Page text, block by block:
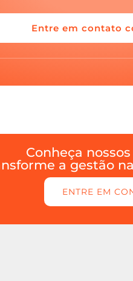
Entre em contato
Conheça
a gestão
ENTRE EM